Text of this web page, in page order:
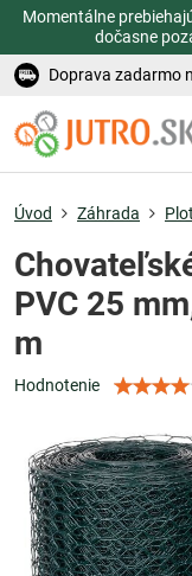
Momentálne
dočasne
Doprava zadarmo
Úvod Záhrada
PVC 25
m
Hodnotenie